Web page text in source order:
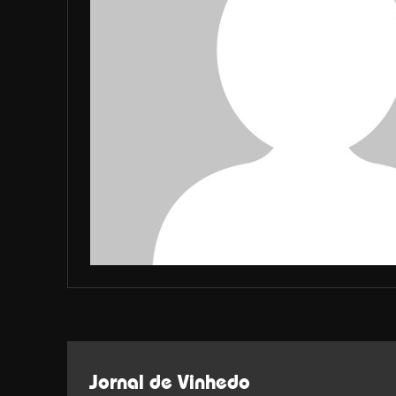
Jornal de Vinhedo